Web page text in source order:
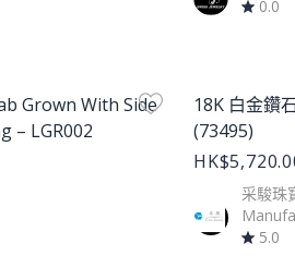
0.0
Grown With Side
– LGR002
Product
18K 白金鑽
(73495)
采駿珠
5.0